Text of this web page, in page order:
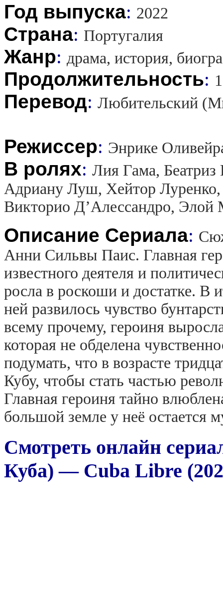
Год выпуска: 2022
Страна: Португалия
Жанр: драма, история,
Продолжительность:
Перевод: Любительский
Режиссер: Энрике
В ролях: Лия Гама,
Адриану Луш, Хейтор Луренко,
Викторио Д’Алессандро, Элой
Описание Сериала:
Анни Сильвы Паис. Главная
известного деятеля и
росла в роскоши и достатке. В
ней развилось чувство
всему прочему, героиня
которая не обделена
подумать, что в возрасте
Кубу, чтобы стать частью
Главная героиня тайно
большой земле у неё остается
Смотреть онлайн
Куба) — Cuba Libre